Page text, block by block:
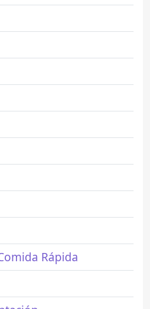
Rápida